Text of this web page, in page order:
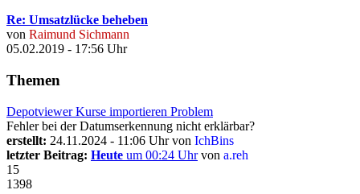
Re: Umsatzlücke beheben
von Raimund Sichmann
05.02.2019 - 17:56 Uhr
Themen
Depotviewer Kurse importieren Problem
Fehler bei der Datumserkennung nicht erklärbar?
erstellt: 24.11.2024 - 11:06 Uhr von IchBins
letzter Beitrag: Heute um 00:24 Uhrvon a.reh
15
1398